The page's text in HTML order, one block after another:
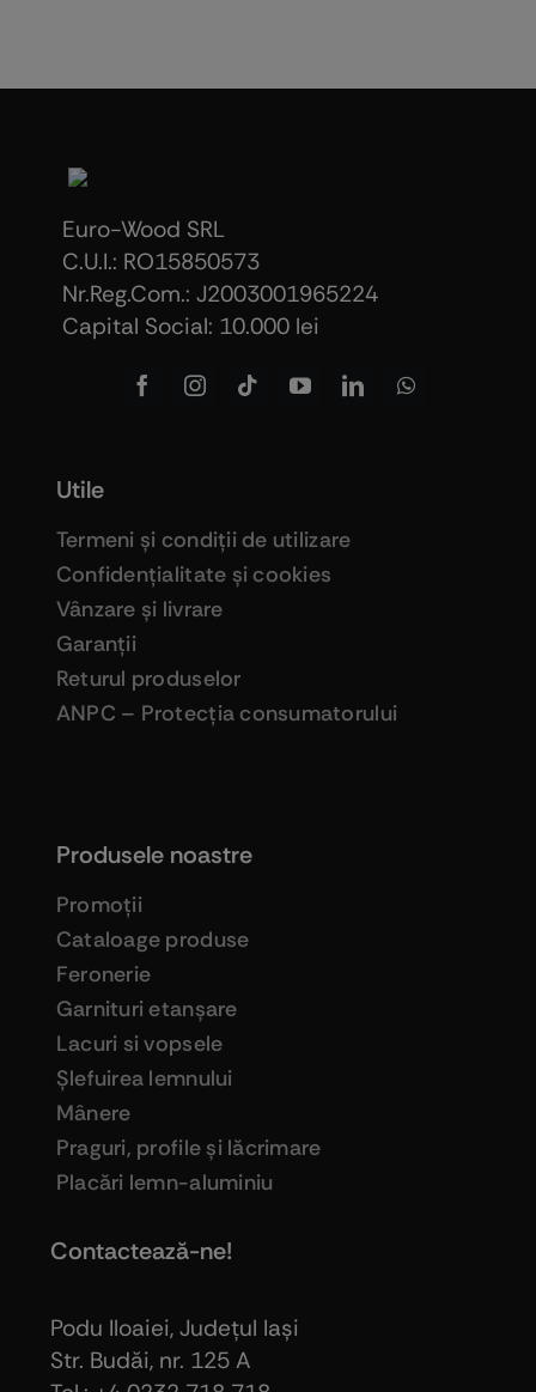
Euro-Wood SRL
C.U.I.: RO15850573
Nr.Reg.Com.: J2003001965224
Capital Social: 10.000 lei
Produsele noastre
Promoţii
Cataloage produse
Feronerie
Garnituri etanşare
Lacuri si vopsele
Şlefuirea lemnului
Mânere
Praguri, profile şi lăcrimare
Placări lemn-aluminiu
Utile
Termeni şi condiţii de utilizare
Confidenţialitate şi cookies
Vânzare şi livrare
Garanţii
Returul produselor
ANPC – Protecţia consumatorului
Contactează-ne!
Podu Iloaiei, Judeţul Iaşi
Str. Budăi, nr. 125 A